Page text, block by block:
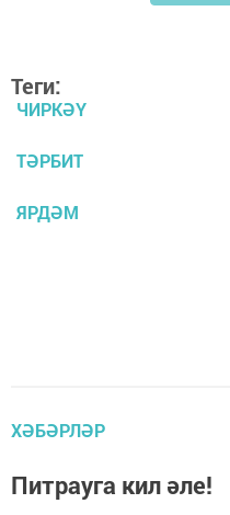
Теги:
ЧИРКӘҮ
ТӘРБИТ
ЯРДӘМ
ХӘБӘРЛӘР
Питрауга кил әле!